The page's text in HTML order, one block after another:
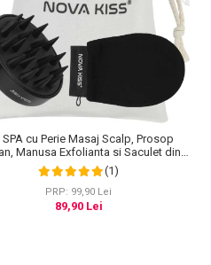
SPA cu Perie Masaj Scalp, Prosop
Manusa Exfolianta si Saculet din
Bumbac, NOVA KISS®
(1)
PRP: 99,90 Lei
89,90 Lei